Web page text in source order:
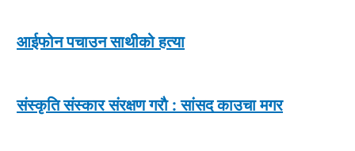
आईफोन पचाउन साथीको हत्या
संस्कृति संस्कार संरक्षण गराै : सांसद काउचा मगर